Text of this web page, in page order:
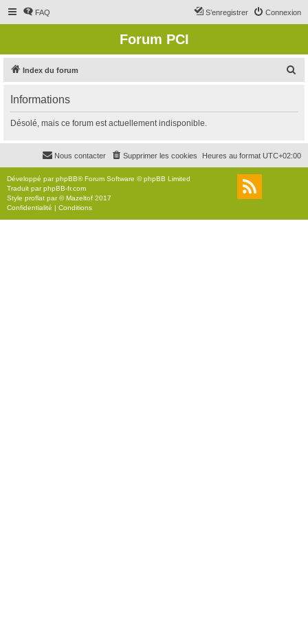
FAQ Connexion
S’enregistrer
Forum PCI
Index du forum
r
c
r
Informations
Désolé, mais ce forum est actuellement indisponible.
Heures au format UTC+02:00
Supprimer les cookies
Nous contacter
Développé parphpBB® Forum Software © phpBB Limited
Traduit parphpBB-fr.com
Style proflat par ©Mazeltof 2017
Confidentialité | Conditions